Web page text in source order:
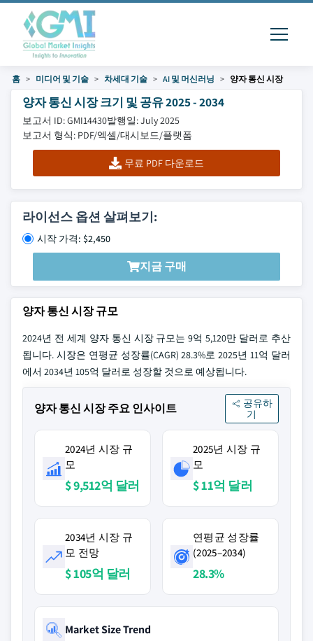
홈 미디어 및 기술 차세대 기술 AI 및 머신러닝 양자 통신 시장
양자 통신 시장 크기 및 공유 2025 - 2034
보고서 ID: GMI14430발행일: July 2025
보고서 형식: PDF/엑셀/대시보드/플랫폼
무료 PDF 다운로드
라이선스 옵션 살펴보기:
시작 가격: $2,450
지금 구매
양자 통신 시장 규모
2024년 전 세계 양자 통신 시장 규모는 9억 5,120만 달러로 추산
됩니다. 시장은 연평균 성장률(CAGR) 28.3%로 2025년 11억 달러
에서 2034년 105억 달러로 성장할 것으로 예상됩니다.
양자 통신 시장 주요 인사이트
공유하
기
2024년 시장 규
모
$ 9,512억 달러
2025년 시장 규
모
$ 11억 달러
2034년 시장 규
모 전망
$ 105억 달러
연평균 성장률
(2025–2034)
28.3%
Market Size Trend